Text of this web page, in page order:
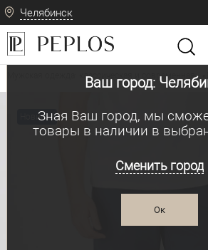
Челябинск
Ваш город:
Зная Ваш город, мы
товары в наличии в
Сменить город
Ок
Мужская одежда: классическая и современная
Новинка